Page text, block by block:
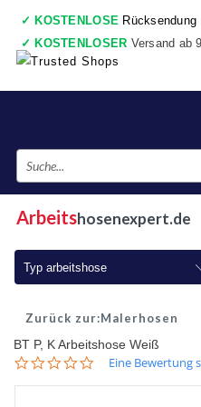
✓ KOSTENLOSE Rücksendung
✓ KOSTENLOSER Versand ab
✓ 7 shops , Einkaufswagen
✓Vor 17:00 Uhr bestellt, heute
Arbeitshosenexpert.de
Typ arbeitshose
Arbeitshosen
Arbeitshosen mit Kniepolster
Arbeitshosen jeans
Malerhosen
BT P, K Arbeitshose Weiß
0.0Eine Bewertung